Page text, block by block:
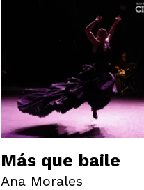
Más que baile
Ana Morales